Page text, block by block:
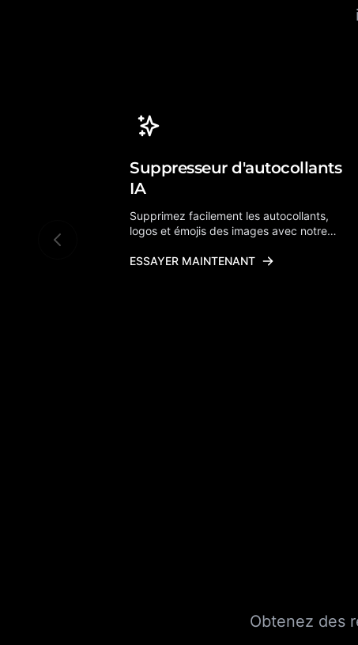
Suppresseur d'autocollants
IA
Supprimez facilement les autocollants,
logos et émojis des images avec notre
résultats propres et naturels.
ESSAYER MAINTENANT
Obtenez des